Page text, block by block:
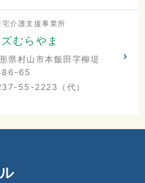
宅介護支援事業所
むらやま
県村山市本飯田字柳堤
65
55-2223（代）